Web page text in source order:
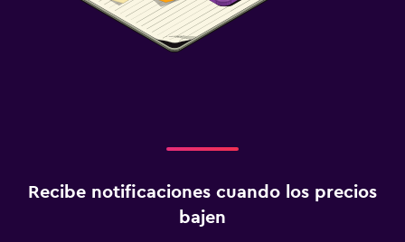
Recibe notificaciones cuando los precios
bajen